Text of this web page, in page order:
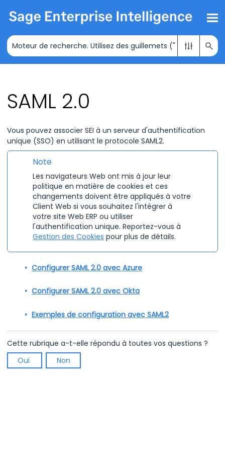
Passer au contenu principal
SAML 2.0
Vous pouvez associer SEI à un serveur d'authentification
unique (SSO) en utilisant le protocole SAML2.
Note
Les navigateurs Web ont mis à jour leur
politique en matière de cookies et ces
changements doivent être appliqués à votre
Client Web si vous souhaitez l'intégrer à
votre site Web ERP ou utiliser
l'authentification unique. Reportez-vous à
Gestion des Cookies pour plus de détails.
Configurer SAML 2.0 avec Azure
Configurer SAML 2.0 avec Okta
Exemples de configuration avec SAML2
Cette rubrique a-t-elle répondu à toutes vos questions ?
Oui
Non